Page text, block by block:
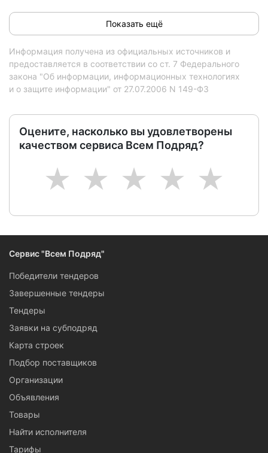
Показать ещё
Информация получена из официальных источников и
предоставляется в соответствии со ст. 7 Федерального
закона "Об информации, информационных технологиях
и о защите информации" от 27.07.2006 N 149-ФЗ
Оцените, насколько вы удовлетворены
качеством сервиса Всем Подряд?
5
4
3
2
1
Сервис "Всем Подряд"
Победители тендеров
Завершенные тендеры
Тендеры
Заявки на субподряд
Карта строек
Подбор поставщиков
Организации
Объявления
Товары
Найти исполнителя
Тарифы